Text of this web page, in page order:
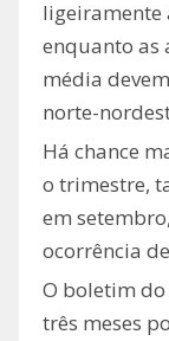
ligeiramente
enquanto as
média
norte-
Há chance
o trimestre,
em
ocorrência
O boletim do
três meses